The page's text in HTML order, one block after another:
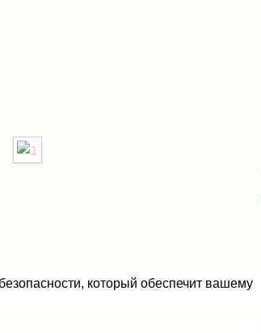
который обеспечит вашему